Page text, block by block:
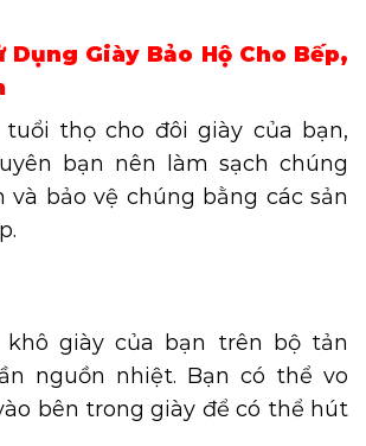
Dụng Giày Bảo Hộ Cho Bếp,
thọ cho đôi giày của bạn,
bạn nên làm sạch chúng
và bảo vệ chúng bằng các sản
khô giày của bạn trên bộ tản
nguồn nhiệt. Bạn có thể vo
bên trong giày để có thể hút